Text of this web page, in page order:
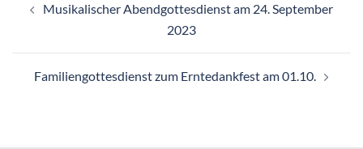
Musikalischer Abendgottesdienst am 24. September
2023
Familiengottesdienst zum Erntedankfest am 01.10.